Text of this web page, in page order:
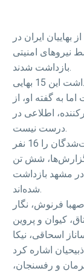
24 آبان، دست‌کم 15 تن از بهاییان ایران در
نیروهای امنیتی
بازداشت شدند.
پدیده ثابتی، سخنگوی جامعه بهاییان خبر بازداشت این 15 بهایی
به گفته او، از
اطلاعی در
درست نیست.
از سوی دیگر برخی منابع خبری تعداد بازداشت‌شدگان را 16 نفر
گزارش‌ها، شش تن
مشهد بازداشت
شده‌اند.
فرنوش، نگار
کیوان و پروین
اسحاقی، نیکا
و رفسنجان،